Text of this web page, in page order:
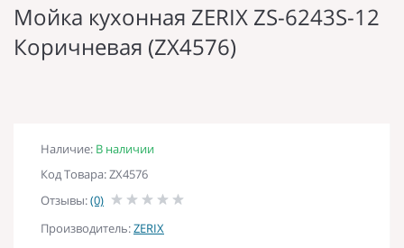
Мойка кухонная ZERIX ZS-6243S-12
Коричневая (ZX4576)
Наличие: В наличии
Код Товара: ZX4576
Отзывы:(0)
Производитель:ZERIX